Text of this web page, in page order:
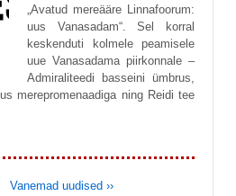
„Avatud mereääre Linnafoorum:
uus Vanasadam“. Sel korral
keskenduti kolmele peamisele
uue Vanasadama piirkonnale –
Admiraliteedi basseini ümbrus,
merepromenaadiga ning Reidi tee
Vanemad uudised ››